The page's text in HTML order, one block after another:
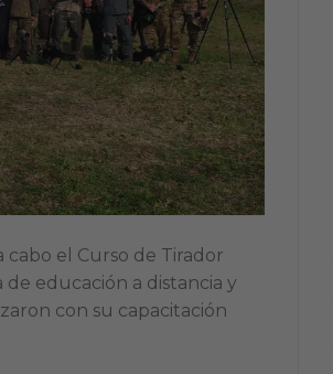
el Curso de Tirador
educación a distancia y
con su capacitación